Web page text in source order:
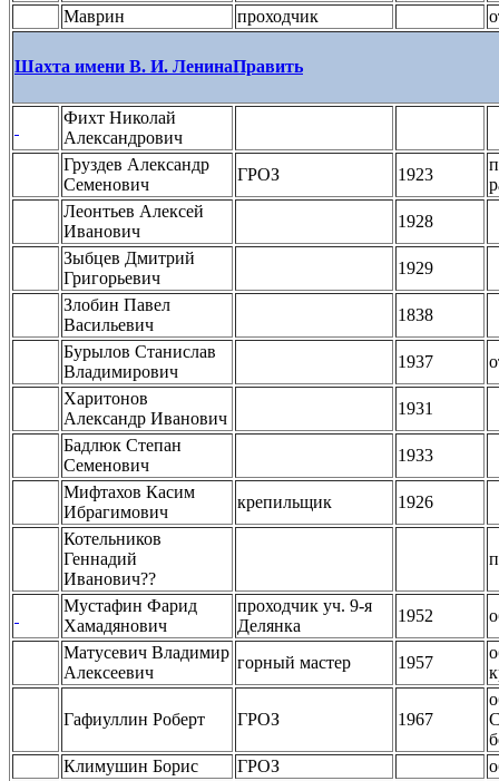
Маврин
проходчик
Шахта имени В. И. ЛенинаПравить
Фихт Николай
Александрович
Груздев Александр
Семенович
ГРОЗ 1923
Леонтьев Алексей
Иванович
1928
Зыбцев Дмитрий
Григорьевич
1929
Злобин Павел
Васильевич
1838
Бурылов Станислав
Владимирович
1937
Харитонов
Александр Иванович
1931
Бадлюк Степан
Семенович
1933
Мифтахов Касим
Ибрагимович
крепильщик
1926
Котельников
Геннадий
Иванович??
Мустафин Фарид
Хамадянович
проходчик уч. 9-я
Делянка
1952
Матусевич Владимир
Алексеевич
горный мастер 1957
Гафиуллин Роберт ГРОЗ 1967
Климушин Борис
ГРОЗ